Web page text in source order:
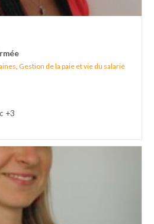
Gestion de la paie et vie du salarié
+3